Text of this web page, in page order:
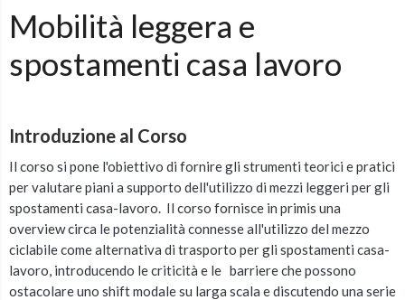
Mobilità leggera e
spostamenti casa lavoro
Introduzione al Corso
Il corso si pone l'obiettivo di fornire gli strumenti teorici e pratici
per valutare piani a supporto dell'utilizzo di mezzi leggeri per gli
spostamenti casa-lavoro. Il corso fornisce in primis una
overview circa le potenzialità connesse all'utilizzo del mezzo
ciclabile come alternativa di trasporto per gli spostamenti casa-
lavoro, introducendo le criticità e le barriere che possono
ostacolare uno shift modale su larga scala e discutendo una serie